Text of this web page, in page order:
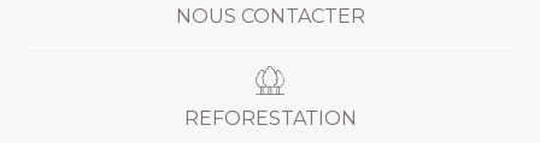
NOUS CONTACTER
REFORESTATION